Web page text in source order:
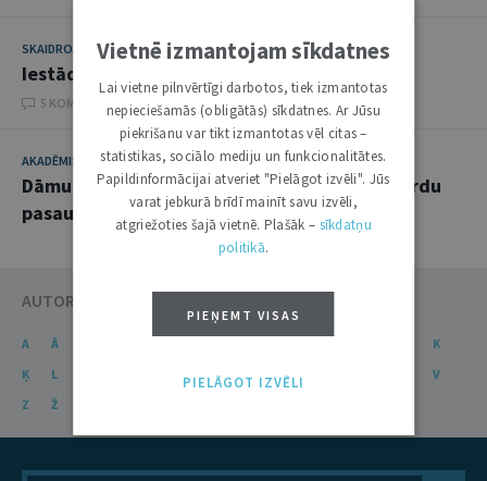
SKAIDROJUMI. VIEDOKĻI 13. OKTOBRIS 2015
Iestādes solījums
5 KOMENTĀRI
AKADĒMISKĀ DZĪVE 2. JŪNIJS 2015
Dāmu komanda nes Latvijas Universitātes vārdu
pasaulē
AUTORU KATALOGS
A Ā
K
Ķ
L O P R S
V
Z
Ž
Vietnē izmantojam sīkdatnes
Lai vietne pilnvērtīgi darbotos, tiek izmantotas
nepieciešamās (obligātās) sīkdatnes. Ar Jūsu
piekrišanu var tikt izmantotas vēl citas –
statistikas, sociālo mediju un funkcionalitātes.
Papildinformācijai atveriet "Pielāgot izvēli". Jūs
varat jebkurā brīdī mainīt savu izvēli,
atgriežoties šajā vietnē. Plašāk – sīkdatņu
politikā.
PIEŅEMT VISAS
PIELĀGOT IZVĒLI